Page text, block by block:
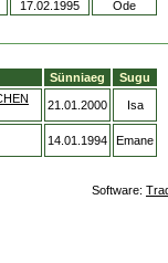
17.02.1995 Õde
Sünniaeg Sugu
21.01.2000 Isa
14.01.1994 Emane
Software: